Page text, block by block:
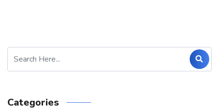
Categories